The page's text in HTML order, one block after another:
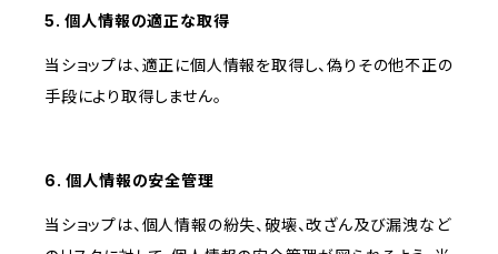
5. 個人情報の適正な取得
当ショップは、適正に個人情報を取得し、偽りその他不正の
手段により取得しません。
6. 個人情報の安全管理
当ショップは、個人情報の紛失、破壊、改ざん及び漏洩など